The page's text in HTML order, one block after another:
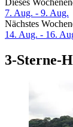
Dieses
7. Aug. - 9. Aug.
Nächstes
14. Aug. - 16.
3-Sterne-